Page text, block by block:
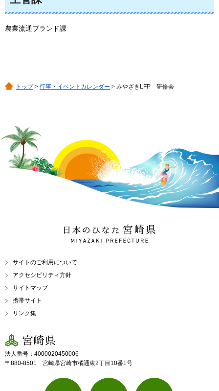
農業流通ブランド課
トップ> 行事・イベントカレンダー > みやざきLFP 研修会
日本のひなた 宮崎県
MIYAZAKI PREFECTURE
サイトのご利用について
アクセシビリティ方針
サイトマップ
携帯サイト
リンク集
宮崎県
法人番号：4000020450006
〒880-8501 宮崎県宮崎市橘通東2丁目10番1号